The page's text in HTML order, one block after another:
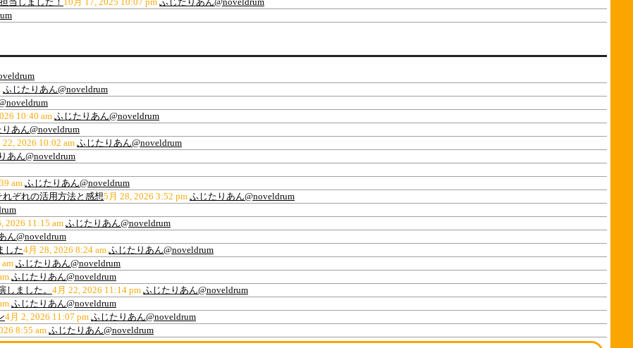
ふじたりあん@noveldrum
10:40 am ふじたりあん@noveldrum
あん@noveldrum
22, 2026 10:02 amふじたりあん@noveldrum
あん@noveldrum
am ふじたりあん@noveldrum
れぞれの活用方法と感想5月 28, 2026 3:52 pm ふじたりあん@noveldrum
2026 11:15 am ふじたりあん@noveldrum
ん@noveldrum
した4月 28, 2026 8:24 am ふじたりあん@noveldrum
ふじたりあん@noveldrum
ふじたりあん@noveldrum
ました。 4月 22, 2026 11:14 pm ふじたりあん@noveldrum
ふじたりあん@noveldrum
4月 2, 2026 11:07 pm ふじたりあん@noveldrum
8:55 am ふじたりあん@noveldrum